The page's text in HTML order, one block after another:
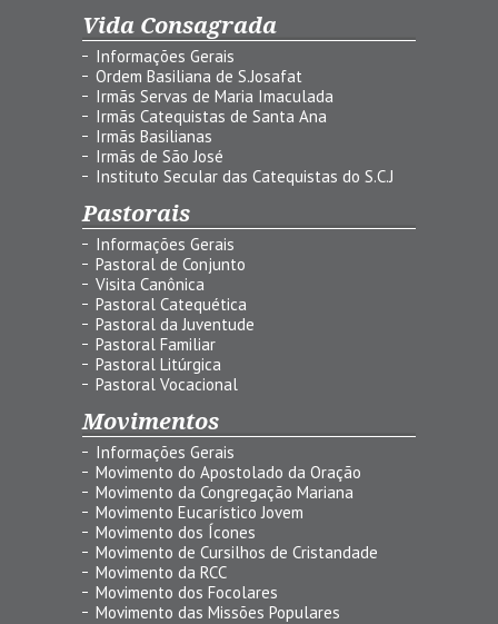
Vida Consagrada
Informações Gerais
Ordem Basiliana de S.Josafat
Irmãs Servas de Maria Imaculada
Irmãs Catequistas de Santa Ana
Irmãs Basilianas
Irmãs de São José
Instituto Secular das Catequistas do S.C.J
Pastorais
Informações Gerais
Pastoral de Conjunto
Visita Canônica
Pastoral Catequética
Pastoral da Juventude
Pastoral Familiar
Pastoral Litúrgica
Pastoral Vocacional
Movimentos
Informações Gerais
Movimento do Apostolado da Oração
Movimento da Congregação Mariana
Movimento Eucarístico Jovem
Movimento dos Ícones
Movimento de Cursilhos de Cristandade
Movimento da RCC
Movimento dos Focolares
Movimento das Missões Populares